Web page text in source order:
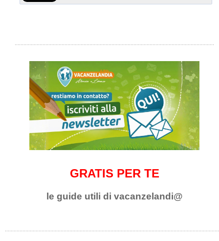
GRATIS PER TE
le guide utili di vacanzelandi@